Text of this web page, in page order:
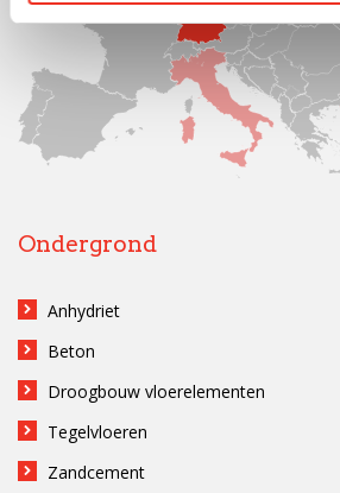
Ondergrond
Anhydriet
Beton
Droogbouw vloerelementen
Tegelvloeren
Zandcement